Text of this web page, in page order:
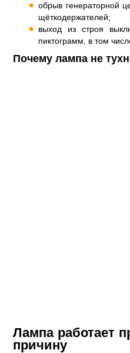
обрыв генераторной
щёткодержателей;
выход из строя
пиктограмм, в том
Почему лампа не
Лампа работает
причину